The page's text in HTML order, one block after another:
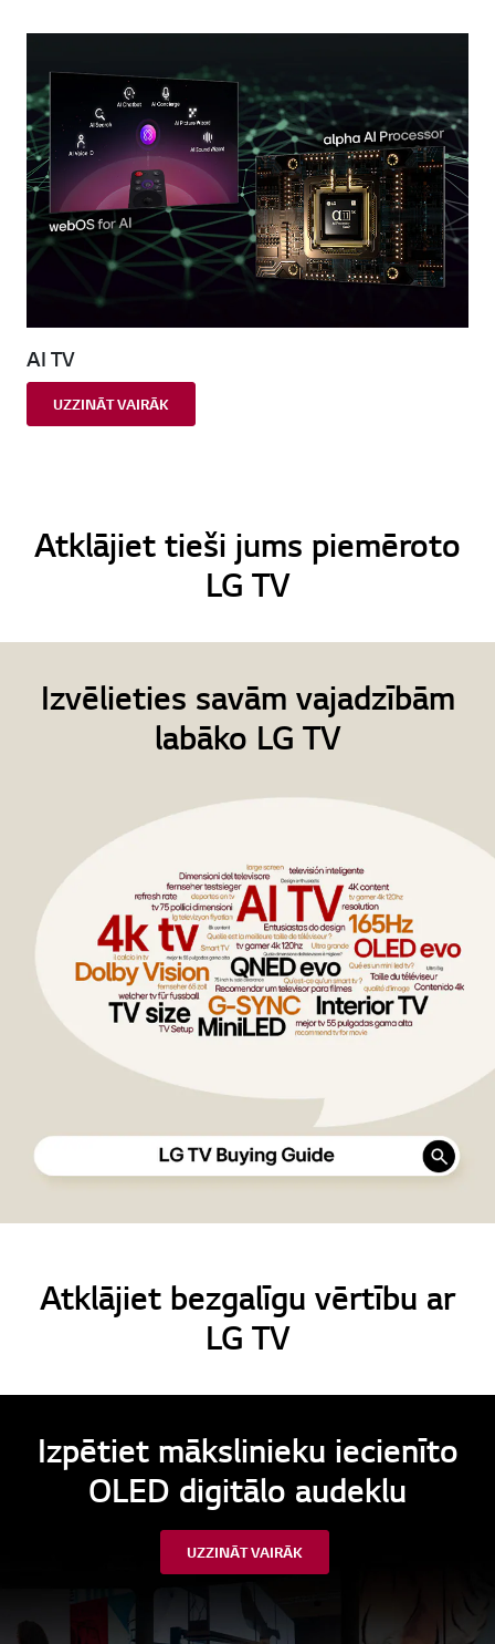
AI TV
UZZINĀT VAIRĀK
Atklājiet tieši jums piemēroto
LG TV
Izvēlieties savām vajadzībām
labāko LG TV
Atklājiet bezgalīgu vērtību ar
LG TV
Izpētiet mākslinieku iecienīto
OLED digitālo audeklu
UZZINĀT VAIRĀK